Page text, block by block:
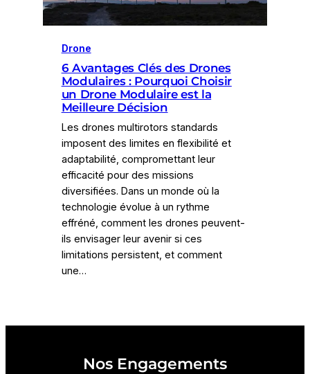
Drone
6 Avantages Clés des Drones
Modulaires : Pourquoi Choisir
un Drone Modulaire est la
Meilleure Décision
Les drones multirotors standards
imposent des limites en flexibilité et
adaptabilité, compromettant leur
efficacité pour des missions
diversifiées. Dans un monde où la
technologie évolue à un rythme
effréné, comment les drones peuvent-
ils envisager leur avenir si ces
limitations persistent, et comment
une…
Nos Engagements